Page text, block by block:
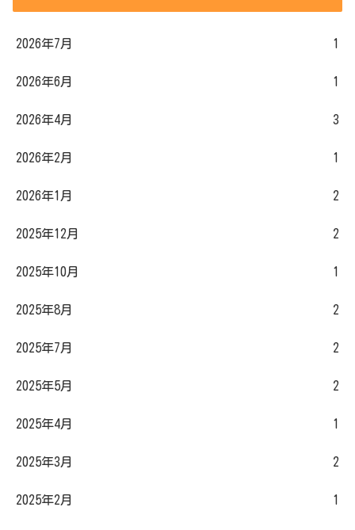
2026年7月 1
2026年6月 1
2026年4月 3
2026年2月 1
2026年1月 2
2025年12月 2
2025年10月 1
2025年8月 2
2025年7月 2
2025年5月 2
2025年4月 1
2025年3月 2
2025年2月 1